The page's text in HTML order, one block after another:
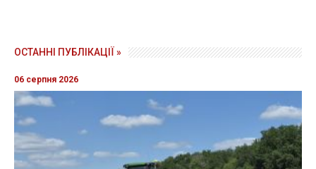
ОСТАННІ ПУБЛІКАЦІЇ »
06 серпня 2026